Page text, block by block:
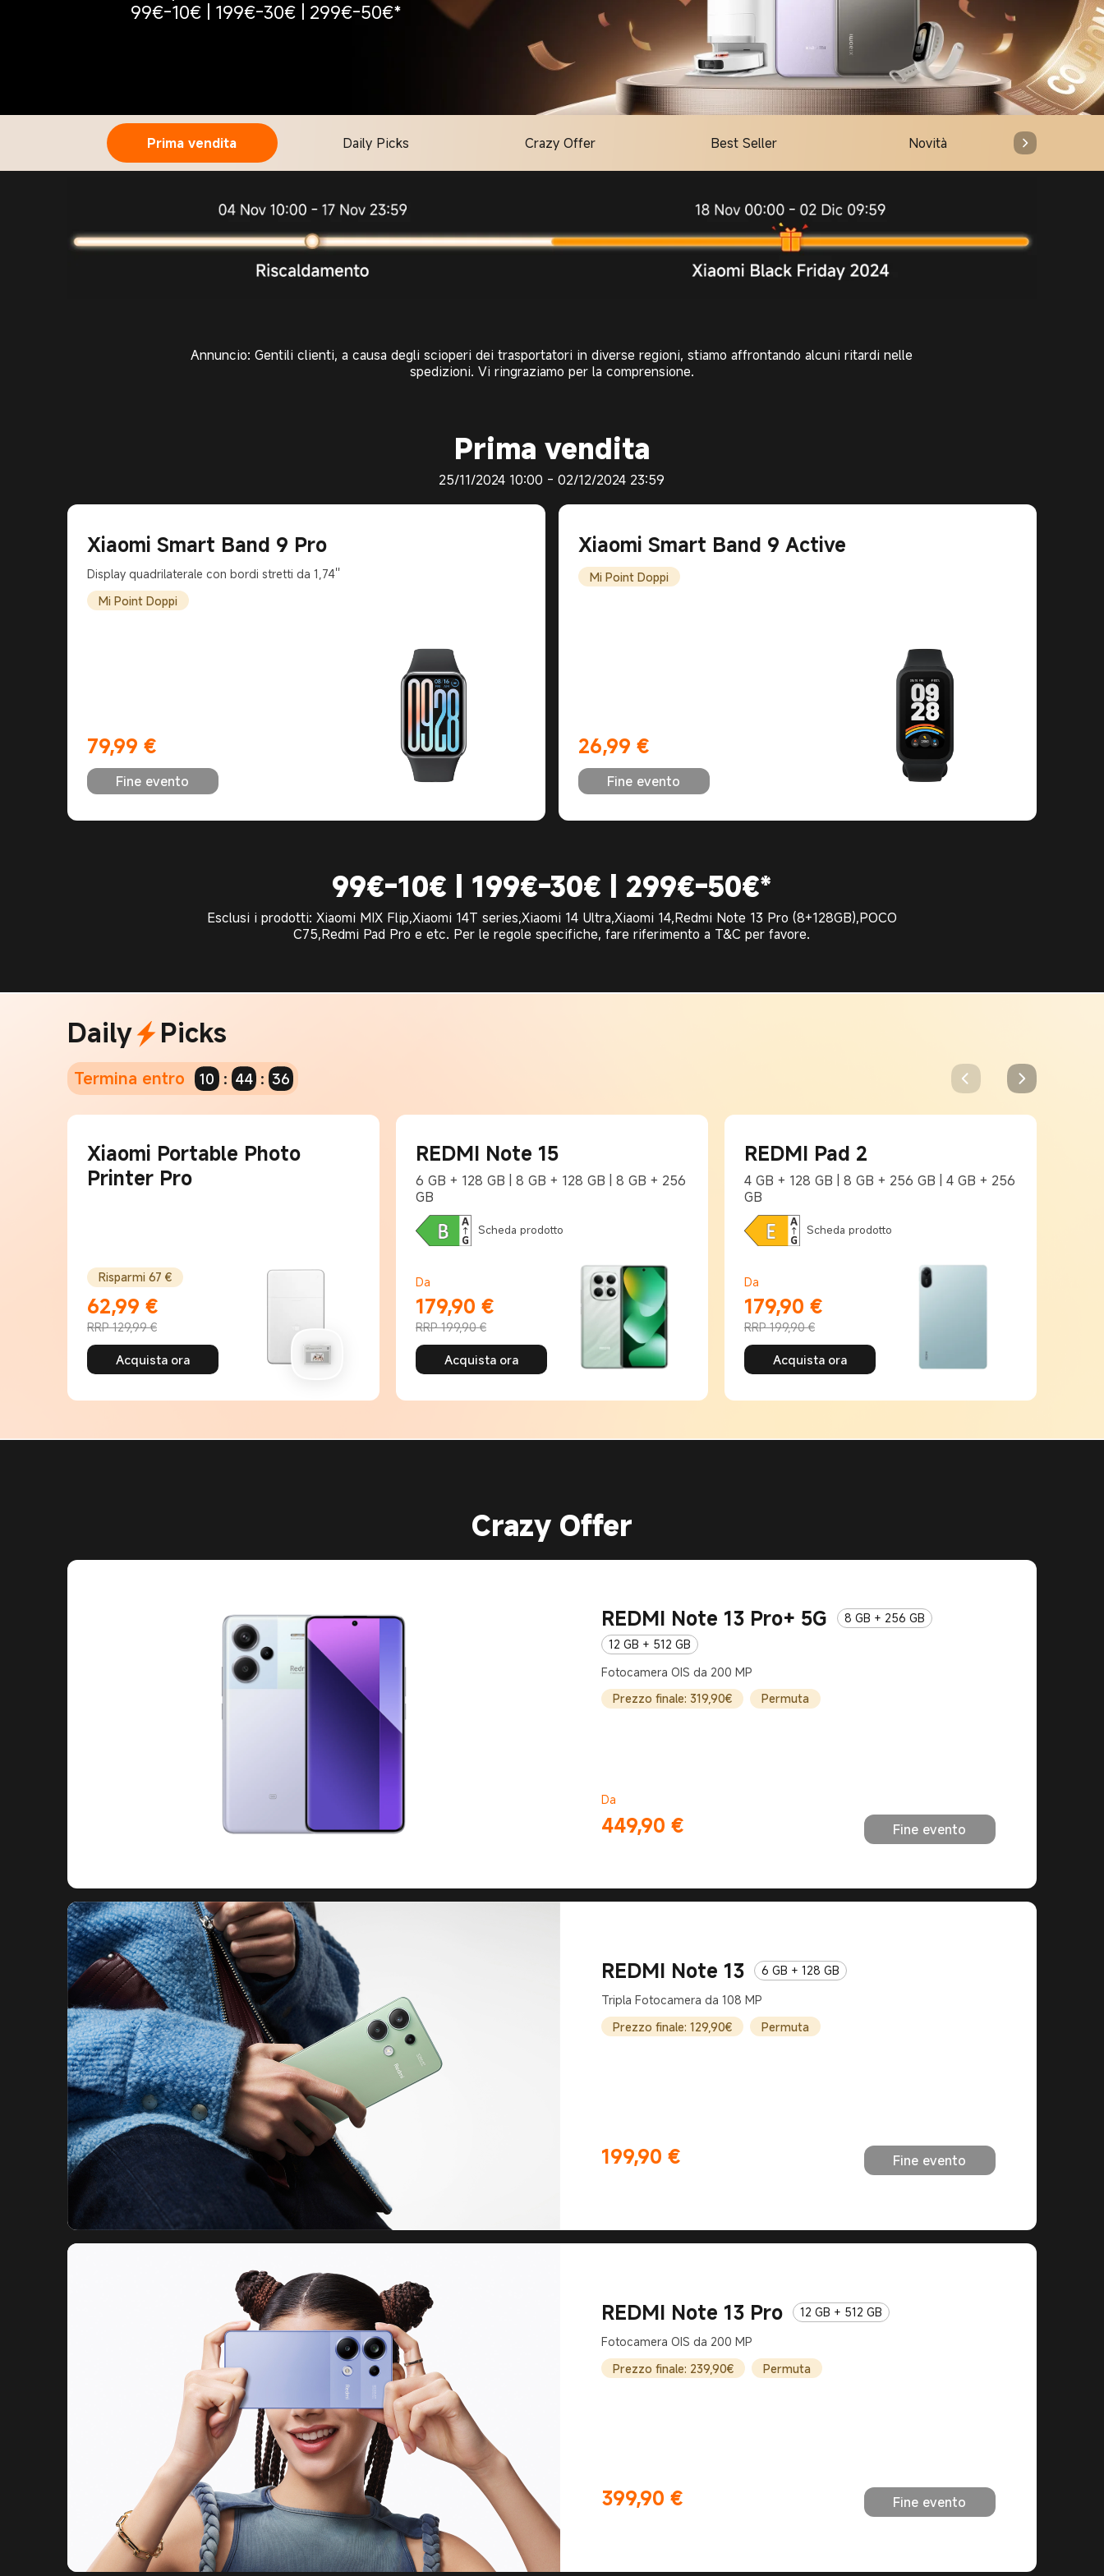
99€-10€ | 199€-30€ | 299€-50€*
Prima vendita Daily Picks Crazy Offer Best Seller Novità
Annuncio: Gentili clienti, a causa degli scioperi dei trasportatori in diverse regioni, stiamo affrontando alcuni ritardi nelle
spedizioni. Vi ringraziamo per la comprensione.
Prima vendita
25/11/2024 10:00 - 02/12/2024 23:59
Xiaomi Smart Band 9 Pro
Display quadrilaterale con bordi stretti da 1,74''
Mi Point Doppi
79,99 €
Current Price €79.99
Fine evento
Xiaomi Smart Band 9 Active
Mi Point Doppi
26,99 €
Current Price €26.99
Fine evento
99€-10€ | 199€-30€ | 299€-50€*
Esclusi i prodotti: Xiaomi MIX Flip,Xiaomi 14T series,Xiaomi 14 Ultra,Xiaomi 14,Redmi Note 13 Pro (8+128GB),POCO
C75,Redmi Pad Pro e etc. Per le regole specifiche, fare riferimento a T&C per favore.
Daily Picks
Termina entro 10 : 44 : 35
Xiaomi Portable Photo
Printer Pro
Risparmi 67 €
62,99 €
Current Price €62,99
RRP 129,99 €
Acquista ora
REDMI Note 15
6 GB + 128 GB | 8 GB + 128 GB | 8 GB + 256
GB
Scheda prodotto
Da
179,90 €
Current Price €179,90
RRP 199,90 €
Acquista ora
REDMI Pad 2
4 GB + 128 GB | 8 GB + 256 GB | 4 GB + 256
GB
Scheda prodotto
Da
179,90 €
Current Price €179,90
RRP 199,90 €
Acquista ora
Crazy Offer
REDMI Note 13 Pro+ 5G
8 GB + 256 GB
12 GB + 512 GB
Fotocamera OIS da 200 MP
Prezzo finale: 319,90€
Permuta
Da
449,90 € Fine evento
REDMI Note 13
6 GB + 128 GB
Tripla Fotocamera da 108 MP
Prezzo finale: 129,90€
Permuta
199,90 € Fine evento
REDMI Note 13 Pro
12 GB + 512 GB
Fotocamera OIS da 200 MP
Prezzo finale: 239,90€
Permuta
399,90 € Fine evento